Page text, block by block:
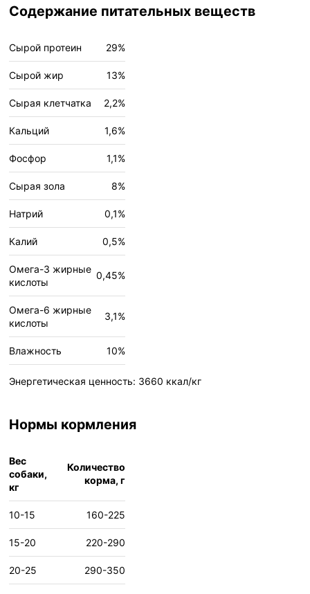
Содержание питательных веществ
Сырой протеин 29%
Сырой жир 13%
Сырая клетчатка 2,2%
Кальций 1,6%
Фосфор 1,1%
Сырая зола 8%
Натрий 0,1%
Калий 0,5%
Омега-3 жирные
кислоты
0,45%
Омега-6 жирные
кислоты
3,1%
Влажность 10%
Энергетическая ценность: 3660 ккал/кг
Нормы кормления
Вес
собаки,
кг
Количество
корма, г
10-15 160-225
15-20 220-290
20-25 290-350